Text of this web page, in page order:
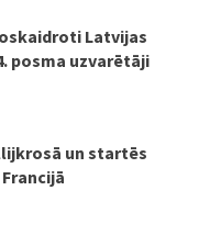
Latvijas
posma uzvarētāji
un startēs
Francijā